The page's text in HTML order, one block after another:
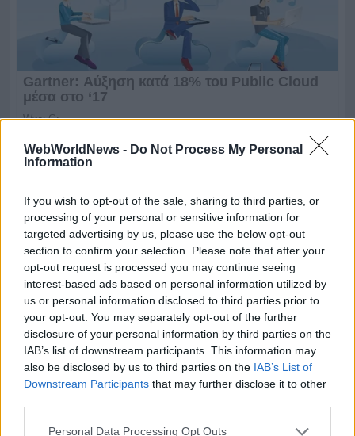
WebWorldNews - Do Not Process My Personal
Information
If you wish to opt-out of the sale, sharing to third parties, or
processing of your personal or sensitive information for
targeted advertising by us, please use the below opt-out
section to confirm your selection. Please note that after your
opt-out request is processed you may continue seeing
interest-based ads based on personal information utilized by
us or personal information disclosed to third parties prior to
your opt-out. You may separately opt-out of the further
disclosure of your personal information by third parties on the
IAB’s list of downstream participants. This information may
also be disclosed by us to third parties on the IAB’s List of
Downstream Participants that may further disclose it to other
Personal Data Processing Opt Outs